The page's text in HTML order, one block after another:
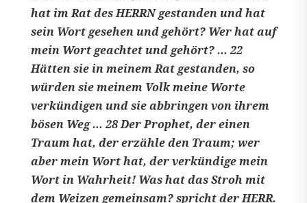
hat im Rat des HERRN gestanden und hat
sein Wort gesehen und gehört? Wer hat auf
mein Wort geachtet und gehört? … 22
Hätten sie in meinem Rat gestanden, so
würden sie meinem Volk meine Worte
verkündigen und sie abbringen von ihrem
bösen Weg … 28 Der Prophet, der einen
Traum hat, der erzähle den Traum; wer
aber mein Wort hat, der verkündige mein
Wort in Wahrheit! Was hat das Stroh mit
dem Weizen gemeinsam? spricht der HERR.